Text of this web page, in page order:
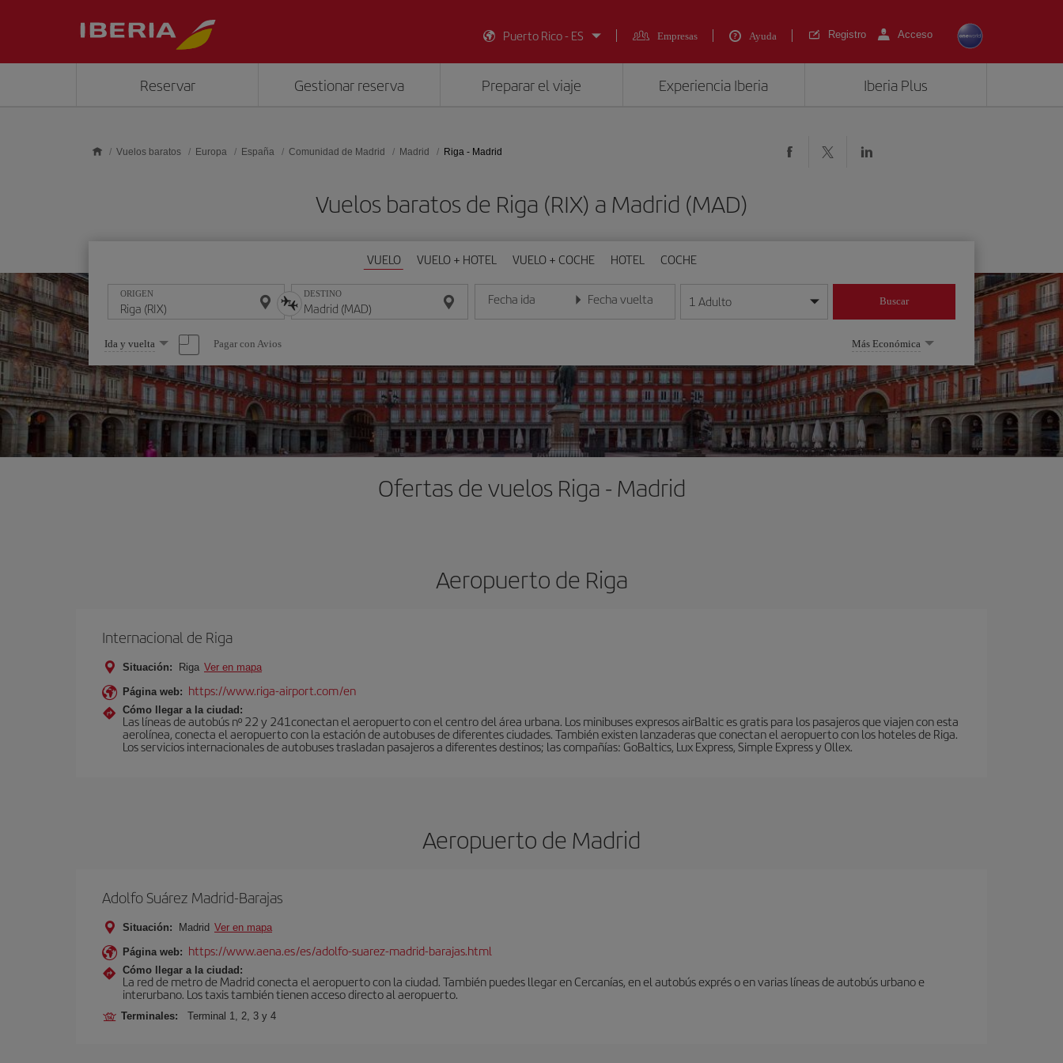
Puerto Rico - ES
Empresas Ayuda Registro Acceso
Reservar Gestionar reserva Preparar el viaje Experiencia Iberia Iberia Plus
Vuelos baratos Europa España Comunidad de Madrid Madrid Riga - Madrid
Vuelos baratos de Riga (RIX) a Madrid (MAD)
VUELO VUELO + HOTEL VUELO + COCHE HOTEL COCHE
ORIGEN DESTINO Fecha ida
Introduce la fecha en formato día/mes/año
Fecha vuelta
Introduce la fecha en formato día/mes/año
1 Adulto Buscar
Seleccione
una
opción
Ida y vuelta Pagar con Avios Más Económica
Ofertas de vuelos Riga - Madrid
Aeropuerto de Riga
Internacional de Riga
Situación: Riga Ver en mapa
Página web: https://www.riga-airport.com/en
Cómo llegar a la ciudad:
Las líneas de autobús nº 22 y 241conectan el aeropuerto con el centro del área urbana. Los minibuses expresos airBaltic es gratis para los pasajeros que viajen con esta
aerolínea, conecta el aeropuerto con la estación de autobuses de diferentes ciudades. También existen lanzaderas que conectan el aeropuerto con los hoteles de Riga.
Los servicios internacionales de autobuses trasladan pasajeros a diferentes destinos; las compañías: GoBaltics, Lux Express, Simple Express y Ollex.
Aeropuerto de Madrid
Adolfo Suárez Madrid-Barajas
Situación: Madrid Ver en mapa
Página web: https://www.aena.es/es/adolfo-suarez-madrid-barajas.html
Cómo llegar a la ciudad:
La red de metro de Madrid conecta el aeropuerto con la ciudad. También puedes llegar en Cercanías, en el autobús exprés o en varias líneas de autobús urbano e
interurbano. Los taxis también tienen acceso directo al aeropuerto.
Terminales: Terminal 1, 2, 3 y 4